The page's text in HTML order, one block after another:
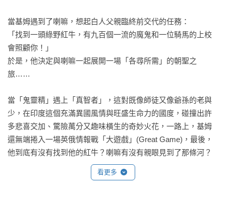
當基姆遇到了喇嘛，想起白人父親臨終前交代的任務：
「找到一頭綠野紅牛，有九百個一流的魔鬼和一位騎馬的上校
會照顧你！」
於是，他決定與喇嘛一起展開一場「各尋所需」的朝聖之
旅……
當「鬼靈精」遇上「真智者」，這對既像師徒又像爺孫的老與
少，在印度這個充滿異國風情與旺盛生命力的國度，碰撞出許
多悲喜交加、驚險萬分又趣味橫生的奇妙火花，一路上，基姆
還無端捲入一場英俄情報戰「大遊戲」(Great Game)，最後，
他到底有沒有找到他的紅牛？喇嘛有沒有親眼見到了那條河？
看更多